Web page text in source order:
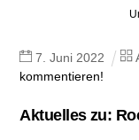
7 .Juni 2022
kommentieren!
Aktuelles zu: